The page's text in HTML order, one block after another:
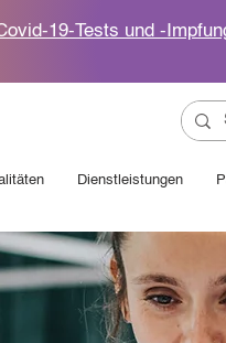
19-Tests und -
Dienstleistungen